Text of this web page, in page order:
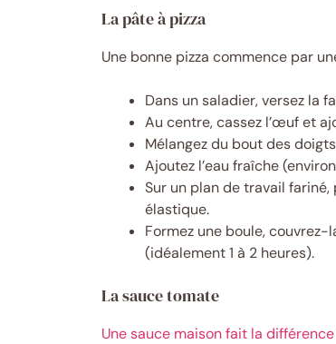
La pâte à pizza
Une bonne pizza commence par
Dans un saladier, versez la
Au centre, cassez l’œuf et
Mélangez du bout des
Ajoutez l’eau fraîche
Sur un plan de travail
élastique.
Formez une boule,
(idéalement 1 à 2 heures).
La sauce tomate
Une sauce maison fait la différence